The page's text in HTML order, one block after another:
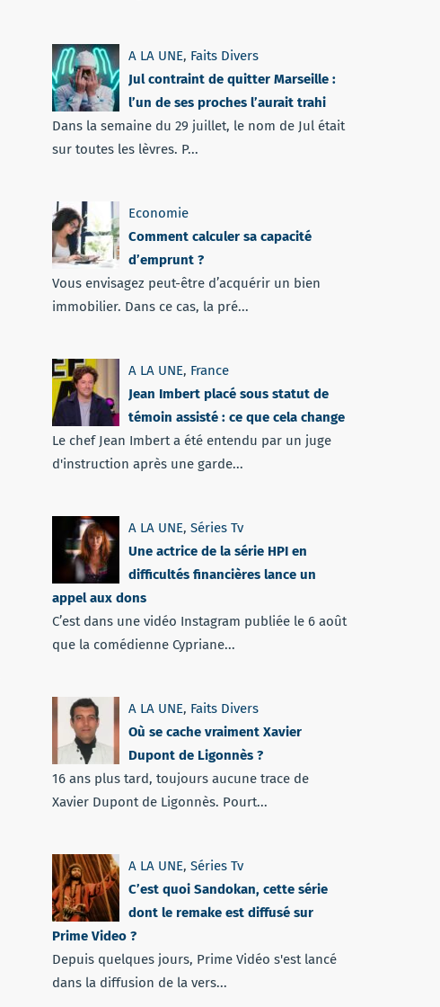
A LA UNE, Faits Divers
Jul contraint de quitter Marseille :
l’un de ses proches l’aurait trahi
Dans la semaine du 29 juillet, le nom de Jul était
sur toutes les lèvres. P...
Economie
Comment calculer sa capacité
d’emprunt ?
Vous envisagez peut-être d’acquérir un bien
immobilier. Dans ce cas, la pré...
A LA UNE, France
Jean Imbert placé sous statut de
témoin assisté : ce que cela change
Le chef Jean Imbert a été entendu par un juge
d'instruction après une garde...
A LA UNE, Séries Tv
Une actrice de la série HPI en
difficultés financières lance un
appel aux dons
C’est dans une vidéo Instagram publiée le 6 août
que la comédienne Cypriane...
A LA UNE, Faits Divers
Où se cache vraiment Xavier
Dupont de Ligonnès ?
16 ans plus tard, toujours aucune trace de
Xavier Dupont de Ligonnès. Pourt...
A LA UNE, Séries Tv
C’est quoi Sandokan, cette série
dont le remake est diffusé sur
Prime Video ?
Depuis quelques jours, Prime Vidéo s'est lancé
dans la diffusion de la vers...